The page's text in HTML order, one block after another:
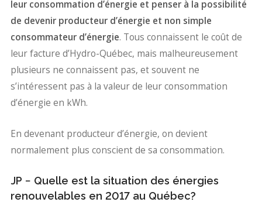
leur consommation d’énergie et penser à la possibilité
de devenir producteur d’énergie et non simple
consommateur d’énergie. Tous connaissent le coût de
leur facture d’Hydro-Québec, mais malheureusement
plusieurs ne connaissent pas, et souvent ne
s’intéressent pas à la valeur de leur consommation
d’énergie en kWh.
En devenant producteur d’énergie, on devient
normalement plus conscient de sa consommation.
JP − Quelle est la situation des énergies
renouvelables en 2017 au Québec?